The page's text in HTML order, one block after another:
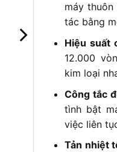
máy
tác bằng
Hiệu suất
12.000
kim loại
Công tắc
tình bật
việc liên
Tản nhiệt